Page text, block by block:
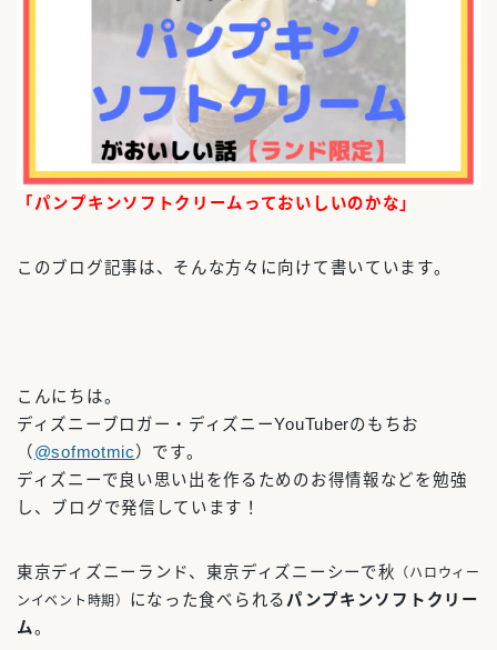
「パンプキンソフトクリームっておいしいのかな」
このブログ記事は、そんな方々に向けて書いています。
こんにちは。
ディズニーブロガー・ディズニーYouTuberのもちお
（ @sofmotmic ）です。
ディズニーで良い思い出を作るためのお得情報などを勉強
し、ブログで発信しています！
東京ディズニーランド、東京ディズニーシーで秋
（ハロウィー
ンイベント時期） になった食べられる パンプキンソフトクリー
ム。